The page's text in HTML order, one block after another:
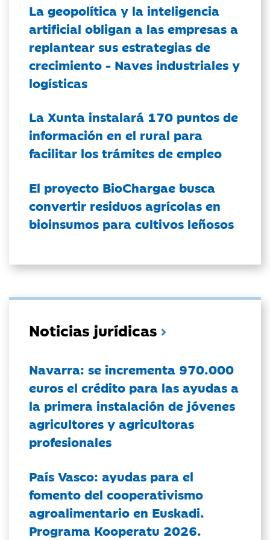
La geopolítica y la inteligencia
artificial obligan a las empresas a
replantear sus estrategias de
crecimiento - Naves industriales y
logísticas
La Xunta instalará 170 puntos de
información en el rural para
facilitar los trámites de empleo
El proyecto BioChargae busca
convertir residuos agrícolas en
bioinsumos para cultivos leñosos
Noticias jurídicas
Navarra: se incrementa 970.000
euros el crédito para las ayudas a
la primera instalación de jóvenes
agricultores y agricultoras
profesionales
País Vasco: ayudas para el
fomento del cooperativismo
agroalimentario en Euskadi.
Programa Kooperatu 2026.